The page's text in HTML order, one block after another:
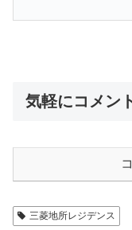
気軽にコメン
三菱地所レジデンス